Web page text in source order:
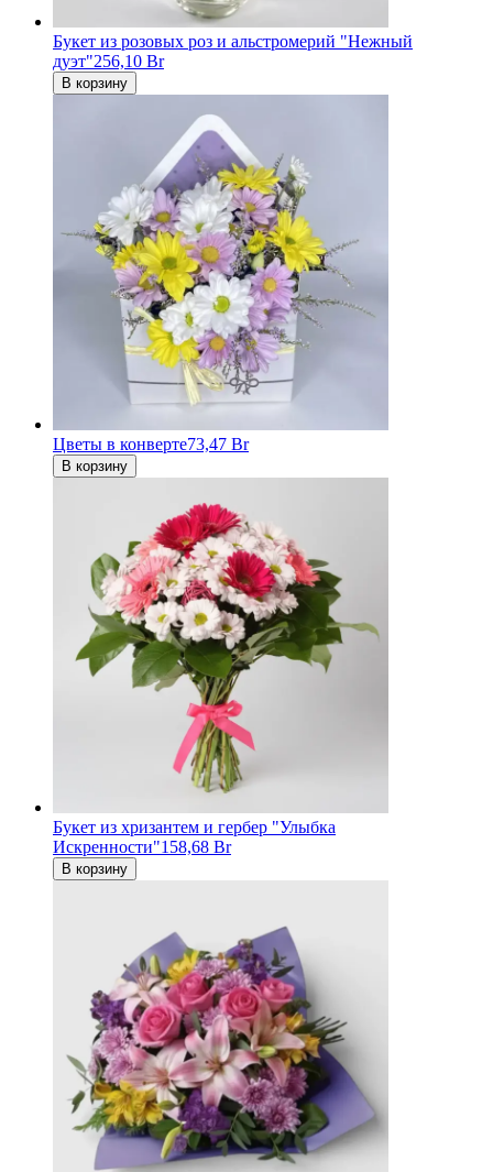
Букет из розовых роз и альстромерий "Нежный
дуэт"256,10 Br
В корзину
Цветы в конверте73,47 Br
В корзину
Букет из хризантем и гербер "Улыбка
Искренности"158,68 Br
В корзину